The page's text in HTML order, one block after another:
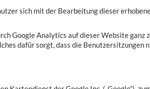
sich mit der Bearbeitung dieser
Google Analytics auf dieser Website ganz
dafür sorgt, dass die Benutzersitzungen